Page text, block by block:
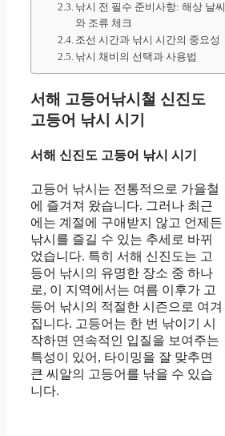
낚시 전 필수 준비사항: 해상 날씨
와 조류 체크
조선 시간과 낚시 시간의 중요성
낚시 채비의 선택과 사용법
서해 고등어낚시철 신진도
고등어 낚시 시기
서해 신진도 고등어 낚시 시기
고등어 낚시는 전통적으로 가을철
에 즐겨져 왔습니다. 그러나 최근
에는 계절에 구애받지 않고 언제든
낚시를 즐길 수 있는 추세로 바뀌
었습니다. 특히 서해 신진도는 고
등어 낚시의 유명한 장소 중 하나
로, 이 지역에서는 여름 이후가 고
등어 낚시의 적절한 시즌으로 여겨
집니다. 고등어는 한 번 낚이기 시
작하면 연속적인 입질을 보여주는
특성이 있어, 타이밍을 잘 맞추면
큰 씨알의 고등어를 낚을 수 있습
니다.